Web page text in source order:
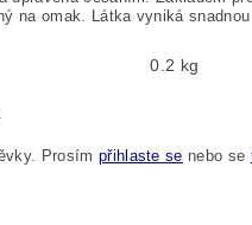
na omak. Látka vyniká
0.2 kg
Prosím přihlaste se nebo se